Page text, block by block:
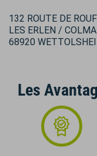
132 ROUTE DE
LES ERLEN /
68920
Les